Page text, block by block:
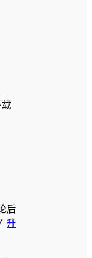
载
后
升